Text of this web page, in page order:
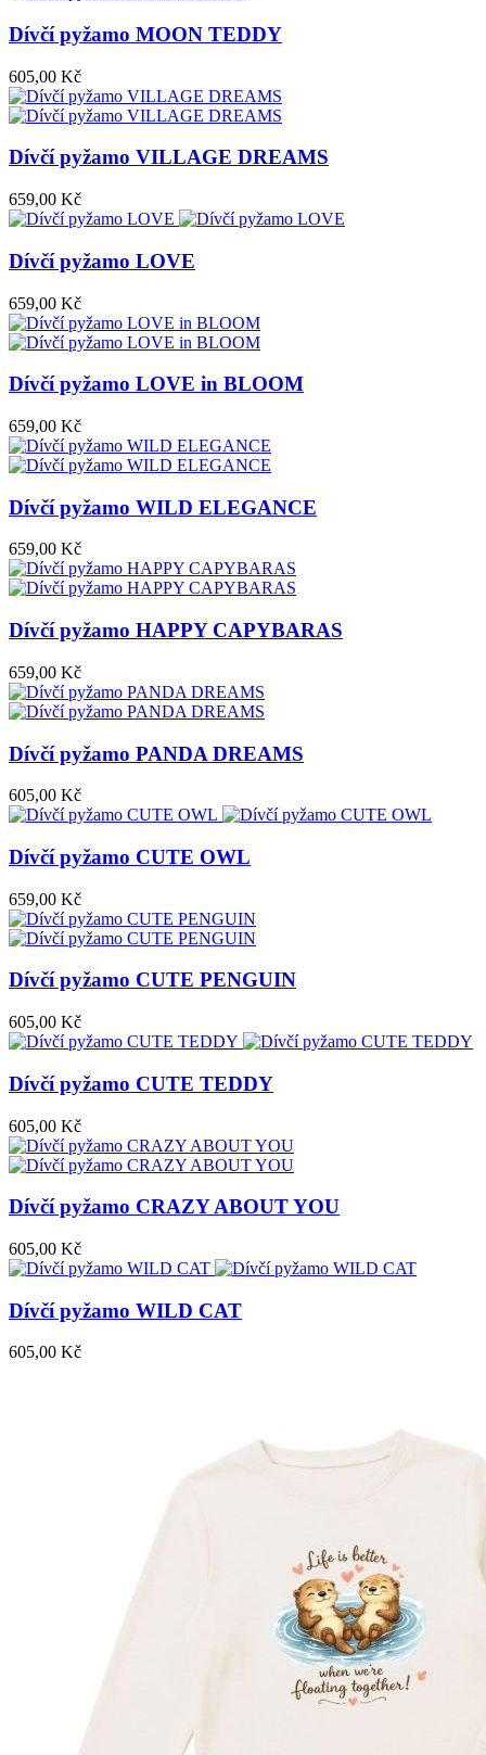
Dívčí pyžamo MOON TEDDY
605,00 Kč
Dívčí pyžamo VILLAGE DREAMS
659,00 Kč
Dívčí pyžamo LOVE
659,00 Kč
Dívčí pyžamo LOVE in BLOOM
659,00 Kč
Dívčí pyžamo WILD ELEGANCE
659,00 Kč
Dívčí pyžamo HAPPY CAPYBARAS
659,00 Kč
Dívčí pyžamo PANDA DREAMS
605,00 Kč
Dívčí pyžamo CUTE OWL
659,00 Kč
Dívčí pyžamo CUTE PENGUIN
605,00 Kč
Dívčí pyžamo CUTE TEDDY
605,00 Kč
Dívčí pyžamo CRAZY ABOUT YOU
605,00 Kč
Dívčí pyžamo WILD CAT
605,00 Kč